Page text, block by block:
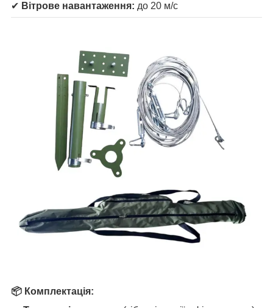
✔ Вітрове навантаження: до 20 м/с
📦 Комплектація: